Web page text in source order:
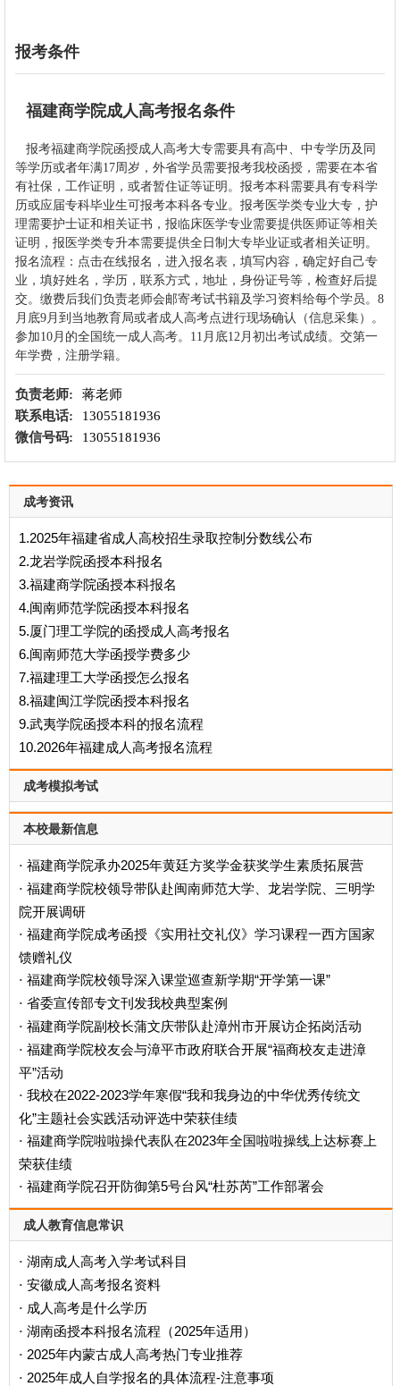
报考条件
福建商学院成人高考报名条件
报考福建商学院函授成人高考大专需要具有高中、中专学历及同
等学历或者年满17周岁，外省学员需要报考我校函授，需要在本省
有社保，工作证明，或者暂住证等证明。报考本科需要具有专科学
历或应届专科毕业生可报考本科各专业。报考医学类专业大专，护
理需要护士证和相关证书，报临床医学专业需要提供医师证等相关
证明，报医学类专升本需要提供全日制大专毕业证或者相关证明。
报名流程：点击在线报名，进入报名表，填写内容，确定好自己专
业，填好姓名，学历，联系方式，地址，身份证号等，检查好后提
交。缴费后我们负责老师会邮寄考试书籍及学习资料给每个学员。8
月底9月到当地教育局或者成人高考点进行现场确认（信息采集）。
参加10月的全国统一成人高考。11月底12月初出考试成绩。交第一
年学费，注册学籍。
负责老师:
蒋老师
联系电话:
13055181936
微信号码:
13055181936
成考资讯
1.2025年福建省成人高校招生录取控制分数线公布
2.龙岩学院函授本科报名
3.福建商学院函授本科报名
4.闽南师范学院函授本科报名
5.厦门理工学院的函授成人高考报名
6.闽南师范大学函授学费多少
7.福建理工大学函授怎么报名
8.福建闽江学院函授本科报名
9.武夷学院函授本科的报名流程
10.2026年福建成人高考报名流程
成考模拟考试
本校最新信息
· 福建商学院承办2025年黄廷方奖学金获奖学生素质拓展营
· 福建商学院校领导带队赴闽南师范大学、龙岩学院、三明学
院开展调研
· 福建商学院成考函授《实用社交礼仪》学习课程一西方国家
馈赠礼仪
· 福建商学院校领导深入课堂巡查新学期“开学第一课”
· 省委宣传部专文刊发我校典型案例
· 福建商学院副校长蒲文庆带队赴漳州市开展访企拓岗活动
· 福建商学院校友会与漳平市政府联合开展“福商校友走进漳
平”活动
· 我校在2022-2023学年寒假“我和我身边的中华优秀传统文
化”主题社会实践活动评选中荣获佳绩
· 福建商学院啦啦操代表队在2023年全国啦啦操线上达标赛上
荣获佳绩
· 福建商学院召开防御第5号台风“杜苏芮”工作部署会
成人教育信息常识
· 湖南成人高考入学考试科目
· 安徽成人高考报名资料
· 成人高考是什么学历
· ‌湖南函授本科报名流程（2025年适用）‌
· 2025年内蒙古成人高考热门专业推荐
· 2025年成人自学报名的具体流程-注意事项